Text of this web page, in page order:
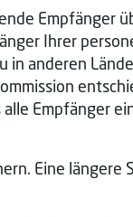
Empfänger
Ihrer
anderen
Empfänger
Eine